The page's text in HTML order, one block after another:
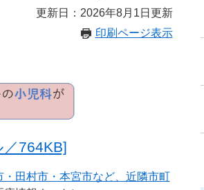
更新日：2026年8月1日更新
印刷ページ表示
764KB]
田村市・本宮市など、近隣市町